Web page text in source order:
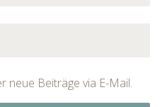
neue Beiträge via E-Mail.